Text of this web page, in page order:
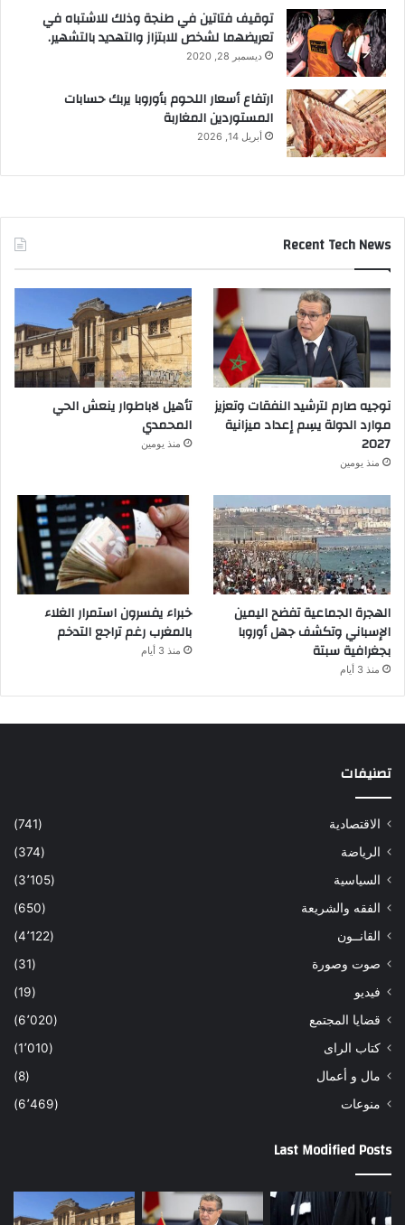
توقيف فتاتين في طنجة وذلك للاشتباه في
تعريضهما لشخص للابتزاز والتهديد بالتشهير.
ديسمبر 28, 2020
ارتفاع أسعار اللحوم بأوروبا يربك حسابات
المستوردين المغاربة
أبريل 14, 2026
Recent Tech News
توجيه صارم لترشيد النفقات وتعزيز
موارد الدولة يسِم إعداد ميزانية
2027
منذ يومين
تأهيل لاباطوار ينعش الحي
المحمدي
منذ يومين
الهجرة الجماعية تفضح اليمين
الإسباني وتكشف جهل أوروبا
بجغرافية سبتة
منذ 3 أيام
خبراء يفسرون استمرار الغلاء
بالمغرب رغم تراجع التدخم
منذ 3 أيام
تصنيفات
الاقتصادية
(741)
الرياضة
(374)
السياسية
(3٬105)
الفقه والشريعة
(650)
القانــون
(4٬122)
صوت وصورة
(31)
فيديو
(19)
قضايا المجتمع
(6٬020)
كتاب الراى
(1٬010)
مال و أعمال
(8)
منوعات
(6٬469)
Last Modified Posts